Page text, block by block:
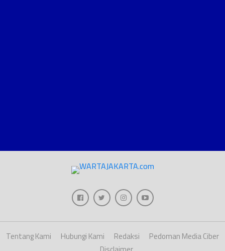
Tentang Kami Hubungi Kami Redaksi
Pedoman Media Ciber